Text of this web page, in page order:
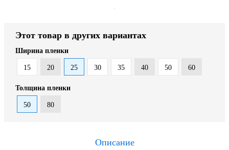
Этот товар в других вариантах
Ширина пленки
15 20 25 30 35 40 50 60
Толщина пленки
50 80
Описание